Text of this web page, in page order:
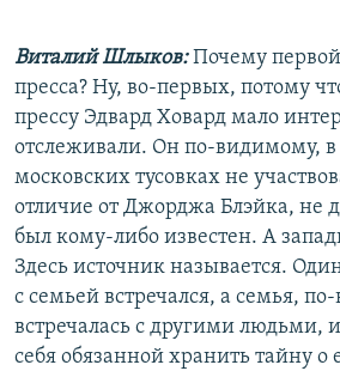
Виталий Шлыков:Почему
пресса? Ну, во-первых, потому
прессу Эдвард Ховард мало
отслеживали. Он по-видимому,
московских тусовках не
отличие от Джорджа Блэйка, не
был кому-либо известен. А
Здесь источник называется.
с семьей встречался, а семья,
встречалась с другими людьми,
себя обязанной хранить тайну о